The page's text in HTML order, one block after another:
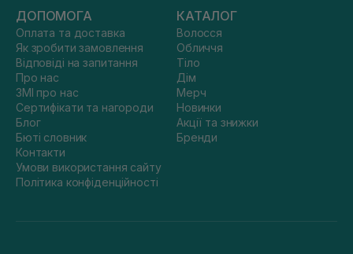
ДОПОМОГА
Оплата та доставка
Як зробити замовлення
Відповіді на запитання
Про нас
ЗМІ про нас
Сертифікати та нагороди
Блог
Бюті словник
Контакти
Умови використання сайту
Політика конфіденційності
КАТАЛОГ
Волосся
Обличчя
Тіло
Дім
Мерч
Новинки
Акції та знижки
Бренди